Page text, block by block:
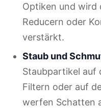
Optiken und wird
Reducern oder
verstärkt.
Staub und
Staubpartikel auf
Filtern oder auf
werfen Schatten